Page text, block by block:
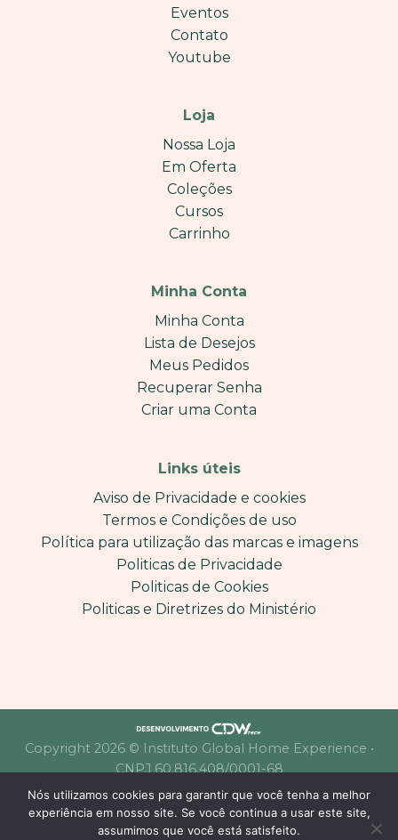
Eventos
Contato
Youtube
Loja
Nossa Loja
Em Oferta
Coleções
Cursos
Carrinho
Minha Conta
Minha Conta
Lista de Desejos
Meus Pedidos
Recuperar Senha
Criar uma Conta
Links úteis
Aviso de Privacidade e cookies
Termos e Condições de uso
Política para utilização das marcas e imagens
Politicas de Privacidade
Politicas de Cookies
Politicas e Diretrizes do Ministério
Copyright 2026 © Instituto Global Home Experience •
CNPJ 60.816.408/0001-68
Nós utilizamos cookies para garantir que você tenha a melhor
experiência em nosso site. Se você continua a usar este site,
assumimos que você está satisfeito.